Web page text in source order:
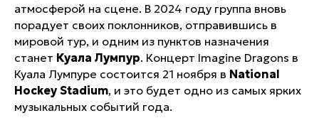
атмосферой на сцене. В 2024 году группа вновь
порадует своих поклонников, отправившись в
мировой тур, и одним из пунктов назначения
станет Куала Лумпур. Концерт Imagine Dragons в
Куала Лумпуре состоится 21 ноября в National
Hockey Stadium, и это будет одно из самых ярких
музыкальных событий года.